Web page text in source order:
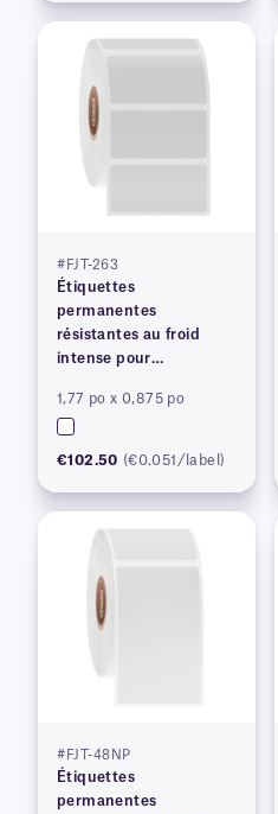
#FJT-263
Étiquettes
permanentes
résistantes au froid
intense pour
thermique
1,77 po x 0,875 po
€102.50 (€0.051/label)
#FJT-48NP
Étiquettes
permanentes